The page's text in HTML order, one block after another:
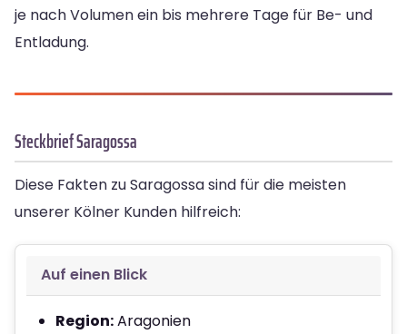
je nach Volumen ein bis mehrere Tage für Be- und
Entladung.
Steckbrief Saragossa
Diese Fakten zu Saragossa sind für die meisten
unserer Kölner Kunden hilfreich:
Auf einen Blick
Region:Aragonien